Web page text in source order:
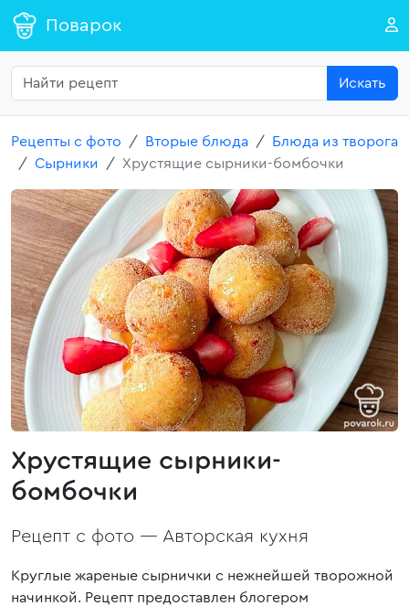
Поварок
Искать
Рецепты с фото Вторые блюда
Блюда из творога
Сырники
Хрустящие сырники-бомбочки
Хрустящие сырники-
бомбочки
Рецепт с фото — Авторская кухня
Круглые жареные сырнички с нежнейшей творожной
начинкой. Рецепт предоставлен блогером